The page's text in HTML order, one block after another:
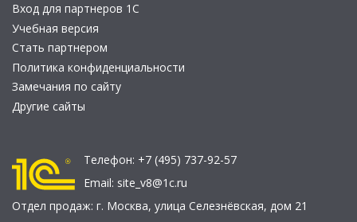
Вход для партнеров 1С
Учебная версия
Стать партнером
Политика конфиденциальности
Замечания по сайту
Другие сайты
Телефон: +7 (495) 737-92-57
Email: site_v8@1c.ru
Отдел продаж: г. Москва, улица Селезнёвская, дом 21